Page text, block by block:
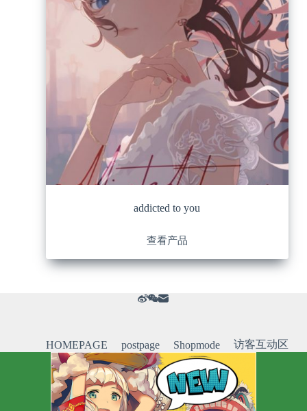
addicted to you
查看产品
HOMEPAGE postpage Shopmode 访客互动区